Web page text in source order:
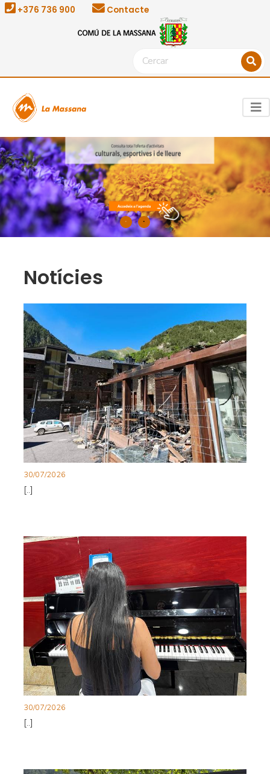
+376 736 900 Contacte
Notícies
30/07/2026
[..]
30/07/2026
[..]